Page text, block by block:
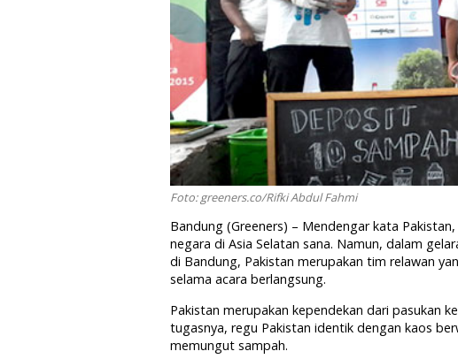
Foto: greeners.co/Rifki Abdul Fahmi
Bandung (Greeners) – Mendengar kata
negara di Asia Selatan sana. Namun, dalam
di Bandung, Pakistan merupakan tim relawan
selama acara berlangsung.
Pakistan merupakan kependekan dari pasukan
tugasnya, regu Pakistan identik dengan kaos
memungut sampah.